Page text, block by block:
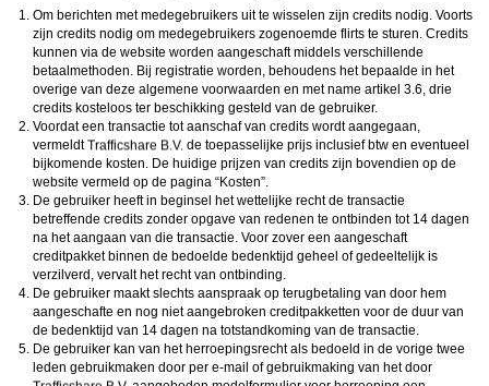
Om berichten met medegebruikers uit te wisselen zijn credits nodig. Voorts
zijn credits nodig om medegebruikers zogenoemde flirts te sturen. Credits
kunnen via de website worden aangeschaft middels verschillende
betaalmethoden. Bij registratie worden, behoudens het bepaalde in het
overige van deze algemene voorwaarden en met name artikel 3.6, drie
credits kosteloos ter beschikking gesteld van de gebruiker.
Voordat een transactie tot aanschaf van credits wordt aangegaan,
vermeldt
de toepasselijke prijs inclusief btw en eventueel
bijkomende kosten. De huidige prijzen van credits zijn bovendien op de
website vermeld op de pagina “Kosten”.
De gebruiker heeft in beginsel het wettelijke recht de transactie
betreffende credits zonder opgave van redenen te ontbinden tot 14 dagen
na het aangaan van die transactie. Voor zover een aangeschaft
creditpakket binnen de bedoelde bedenktijd geheel of gedeeltelijk is
verzilverd, vervalt het recht van ontbinding.
De gebruiker maakt slechts aanspraak op terugbetaling van door hem
aangeschafte en nog niet aangebroken creditpakketten voor de duur van
de bedenktijd van 14 dagen na totstandkoming van de transactie.
De gebruiker kan van het herroepingsrecht als bedoeld in de vorige twee
leden gebruikmaken door per e-mail of gebruikmaking van het door